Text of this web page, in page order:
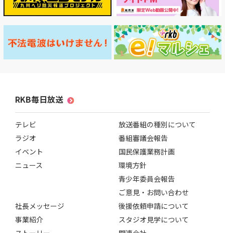
RKB毎日放送
テレビ
ラジオ
イベント
ニュース
社長メッセージ
事業紹介
放送番組の種別について
番組審議会報告
国民保護業務計画
環境方針
青少年委員会報告
ご意見・お問い合わせ
後援依頼申請について
スタジオ見学について